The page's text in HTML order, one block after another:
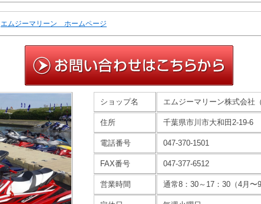
エムジーマリーン ホームページ
ショップ名 エムジーマリーン株式会社
住所 千葉県市川市大和田2-19-6
電話番号 047-370-1501
FAX番号 047-377-6512
営業時間 通常8：30～17：30（4月